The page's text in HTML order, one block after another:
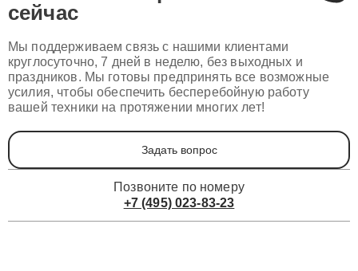
сейчас
Мы поддерживаем связь с нашими клиентами
круглосуточно, 7 дней в неделю, без выходных и
праздников. Мы готовы предпринять все возможные
усилия, чтобы обеспечить бесперебойную работу
вашей техники на протяжении многих лет!
Задать вопрос
Позвоните по номеру
+7 (495) 023-83-23